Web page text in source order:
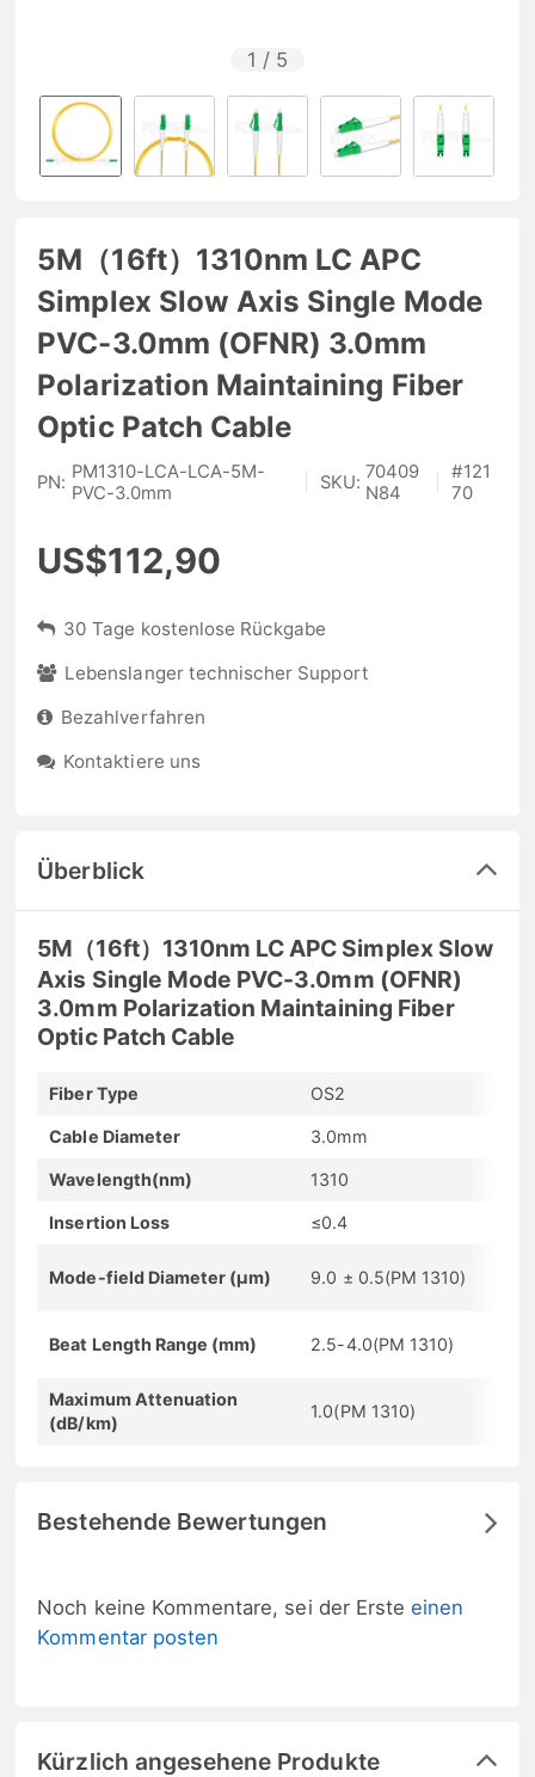
1 / 5
5M（16ft）1310nm LC APC
Simplex Slow Axis Single Mode
PVC-3.0mm (OFNR) 3.0mm
Polarization Maintaining Fiber
Optic Patch Cable
PN: PM1310-LCA-LCA-5M-
PVC-3.0mm
SKU: 70409
N84
#121
70
US$112,90
30 Tage kostenlose Rückgabe
Lebenslanger technischer Support
Bezahlverfahren
Kontaktiere uns
Überblick
5M（16ft）1310nm LC APC Simplex Slow
Axis Single Mode PVC-3.0mm (OFNR)
3.0mm Polarization Maintaining Fiber
Optic Patch Cable
Fiber Type OS2
Cable Diameter 3.0mm
Wavelength(nm) 1310
Insertion Loss ≤0.4
Mode-field Diameter (µm) 9.0 ± 0.5(PM 1310)
Beat Length Range (mm) 2.5-4.0(PM 1310)
Maximum Attenuation
(dB/km)
1.0(PM 1310)
Bestehende Bewertungen
Noch keine Kommentare, sei der Ersteeinen
Kommentar posten
Kürzlich angesehene Produkte